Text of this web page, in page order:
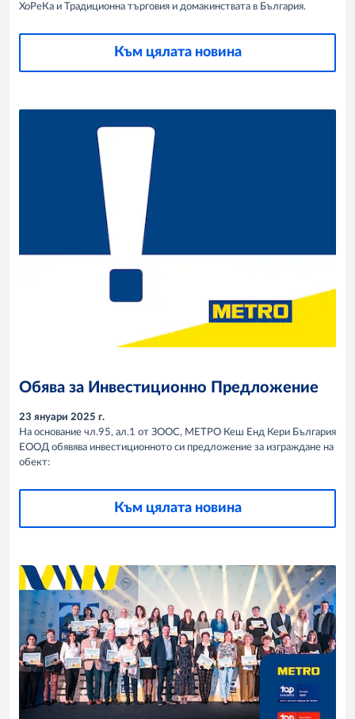
ХоРеКа и Традиционна търговия и домакинствата в България.
Към цялата новина
Обява за Инвестиционно Предложение
23 януари 2025 г.
На основание чл.95, ал.1 от ЗООС, МЕТРО Кеш Енд Кери България
ЕООД обявява инвестиционното си предложение за изграждане на
обект:
Към цялата новина